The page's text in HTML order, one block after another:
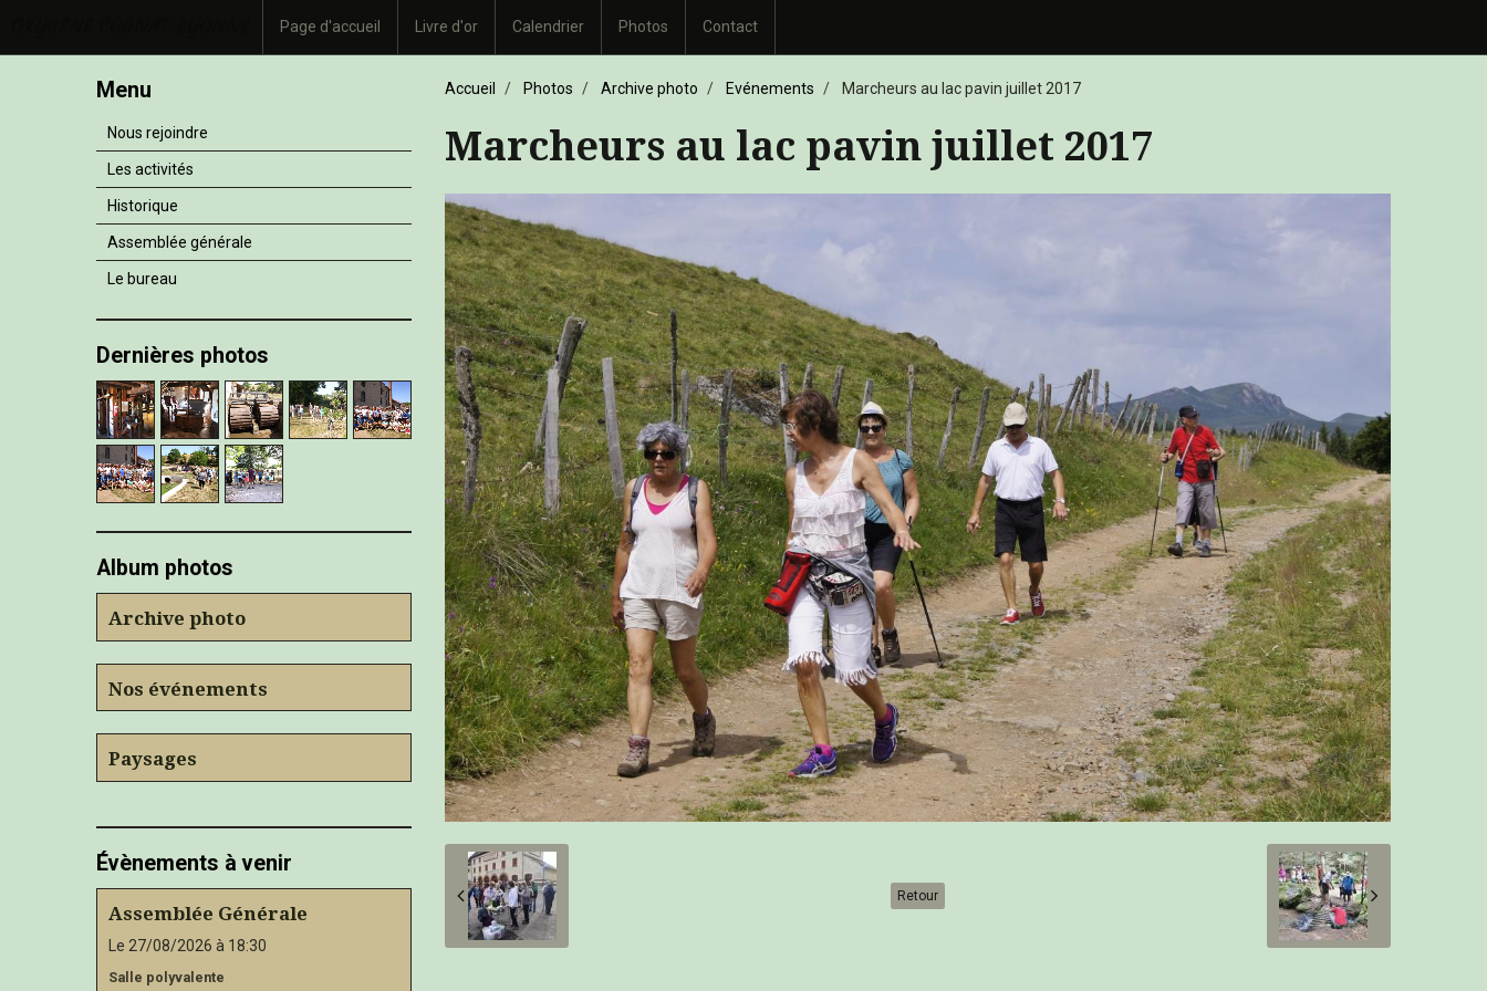
Page d'accueil Livre d'or Calendrier Photos Contact
Accueil Photos Archive photo Evénements Marcheurs au lac pavin juillet 2017
Marcheurs au lac pavin juillet 2017
Retour
Menu
Nous rejoindre
Les activités
Historique
Assemblée générale
Le bureau
Dernières photos
Album photos
Archive photo
Nos événements
Paysages
Évènements à venir
Assemblée Générale
Le 27/08/2026 à 18:30
Salle polyvalente